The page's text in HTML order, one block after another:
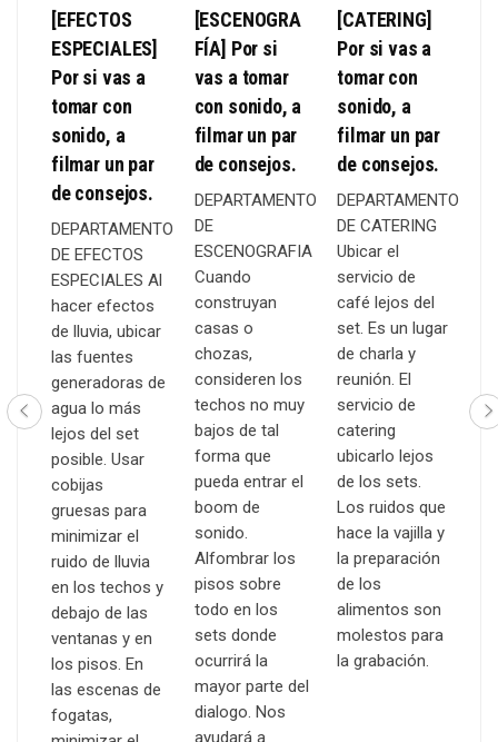
[EFECTOS
ESPECIALES]
Por si vas a
tomar con
sonido, a
filmar un par
de consejos.
DEPARTAMENTO
DE EFECTOS
ESPECIALES Al
hacer efectos
de lluvia, ubicar
las fuentes
generadoras de
agua lo más
lejos del set
posible. Usar
cobijas
gruesas para
minimizar el
ruido de lluvia
en los techos y
debajo de las
ventanas y en
los pisos. En
las escenas de
fogatas,
[ESCENOGRA
FÍA] Por si
vas a tomar
con sonido, a
filmar un par
de consejos.
DEPARTAMENTO
DE
ESCENOGRAFIA
Cuando
construyan
casas o
chozas,
consideren los
techos no muy
bajos de tal
forma que
pueda entrar el
boom de
sonido.
Alfombrar los
pisos sobre
todo en los
sets donde
ocurrirá la
mayor parte del
dialogo. Nos
ayudará a
[CATERING]
Por si vas a
tomar con
sonido, a
filmar un par
de consejos.
DEPARTAMENTO
DE CATERING
Ubicar el
servicio de
café lejos del
set. Es un lugar
de charla y
reunión. El
servicio de
catering
ubicarlo lejos
de los sets.
Los ruidos que
hace la vajilla y
la preparación
de los
alimentos son
molestos para
la grabación.